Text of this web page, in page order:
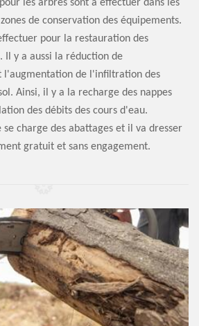
les arbres sont à effectuer dans les
de conservation des équipements.
pour la restauration des
Il y a aussi la réduction de
l'augmentation de l'infiltration des
Ainsi, il y a la recharge des nappes
des débits des cours d'eau.
se charge des abattages et il va dresser
gratuit et sans engagement.